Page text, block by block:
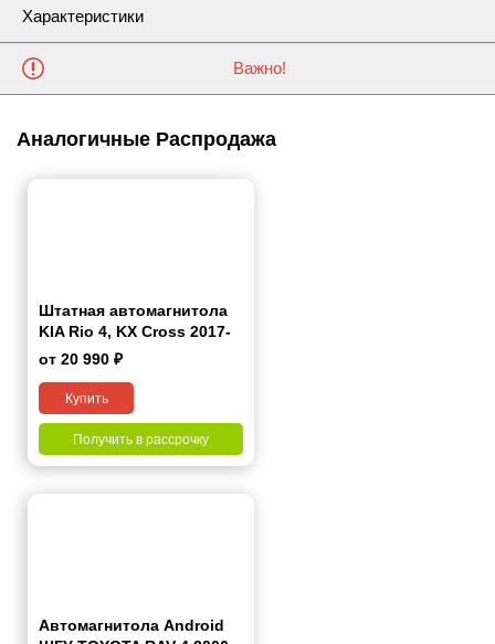
Характеристики
Важно!
Аналогичные Распродажа
Штатная автомагнитола
KIA Rio 4, KX Cross 2017-
2020 9"
от 20 990 ₽
Купить
Получить в рассрочку
Автомагнитола Android